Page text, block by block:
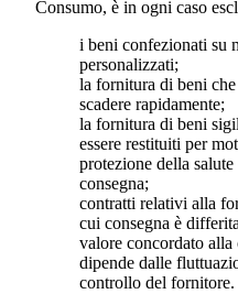
Consumo, è in ogni caso
i beni confezionati su
personalizzati;
la fornitura di beni
scadere rapidamente;
la fornitura di beni
essere restituiti per
protezione della
consegna;
contratti relativi alla
cui consegna è
valore concordato
dipende dalle
controllo del fornitore.